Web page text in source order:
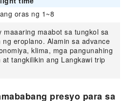
oras ng 1~8
maaaring maabot sa tungkol sa
eroplano. Alamin sa advance
klima, mga pangunahing
tangkilikin ang Langkawi trip
presyo para sa